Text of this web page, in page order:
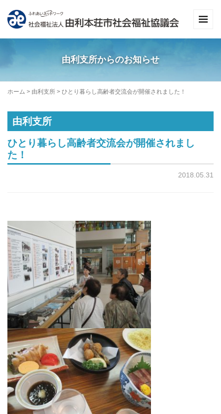
由利支所からのお知らせ
ホーム > 由利支所 > ひとり暮らし高齢者交流会が開催されました！
由利支所
ひとり暮らし高齢者交流会が開催されまし
た！
2018.05.31